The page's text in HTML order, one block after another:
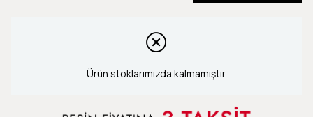
Ürün stoklarımızda kalmamıştır.